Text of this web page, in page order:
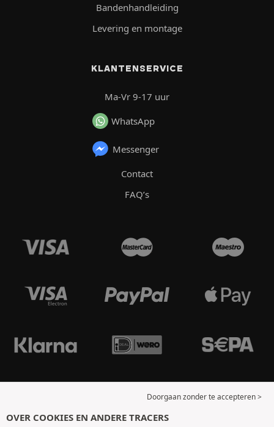
Bandenhandleiding
Levering en montage
KLANTENSERVICE
Ma-Vr 9-17 uur
WhatsApp
Messenger
Contact
FAQ’s
Doorgaan zonder te accepteren >
OVER COOKIES EN ANDERE TRACERS